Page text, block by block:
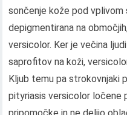
sončenje kože pod vplivom
depigmentirana na
versicolor. Ker je večina
saprofitov na koži,
Kljub temu pa strokovnjaki
pityriasis versicolor ločene